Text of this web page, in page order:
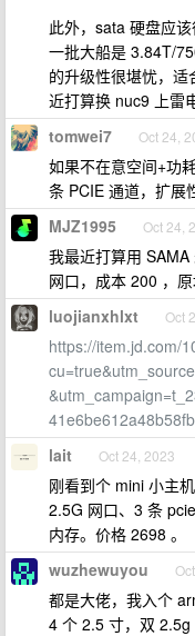
此外，sata 硬盘应
一批大船是 3.84T/
的升级性很堪忧，
近打算换 nuc9 上雷
tomwei7 Oct 24,
如果不在意空间+功
条 PCIE 通道，扩展
MJZ1995 Oct 24,
我最近打算用
网口，成本 200 ，
luojianxhlxt Oct
https://item.jd.com/
lait Oct 24, 2023
刚看到个 mini 小主
2.5G 网口、3 条
内存。价格 2698 。
wuzhewuyou
都是大佬，我入个
4 个 2.5 寸，双